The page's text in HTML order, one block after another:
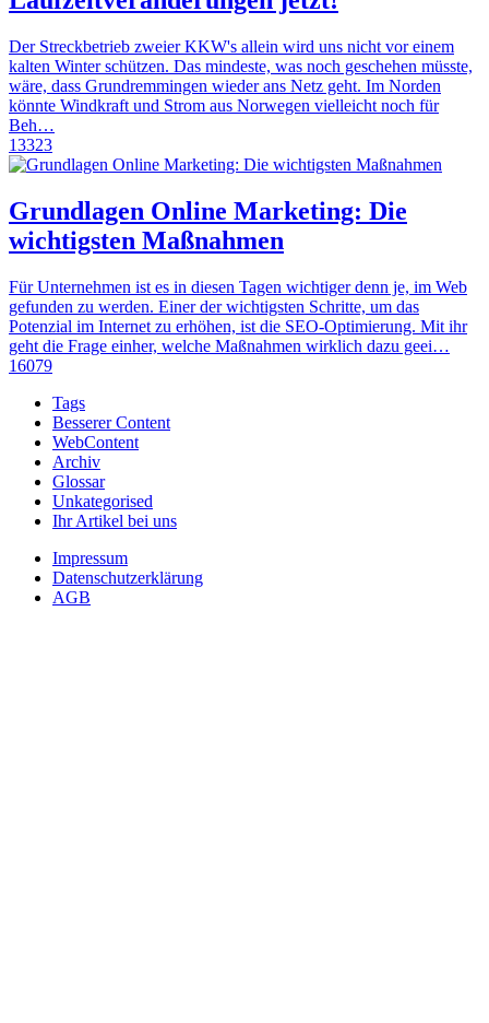
Der Streckbetrieb zweier KKW's allein wird uns nicht vor einem
kalten Winter schützen. Das mindeste, was noch geschehen müsste,
wäre, dass Grundremmingen wieder ans Netz geht. Im Norden
könnte Windkraft und Strom aus Norwegen vielleicht noch für
Beh…
13323
Grundlagen Online Marketing: Die
wichtigsten Maßnahmen
Für Unternehmen ist es in diesen Tagen wichtiger denn je, im Web
gefunden zu werden. Einer der wichtigsten Schritte, um das
Potenzial im Internet zu erhöhen, ist die SEO-Optimierung. Mit ihr
geht die Frage einher, welche Maßnahmen wirklich dazu geei…
16079
Tags
Besserer Content
WebContent
Archiv
Glossar
Unkategorised
Ihr Artikel bei uns
Impressum
Datenschutzerklärung
AGB